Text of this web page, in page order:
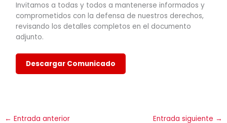
Invitamos a todas y todos a mantenerse informados y
comprometidos con la defensa de nuestros derechos,
revisando los detalles completos en el documento
adjunto.
Descargar Comunicado
← Entrada anterior Entrada siguiente →